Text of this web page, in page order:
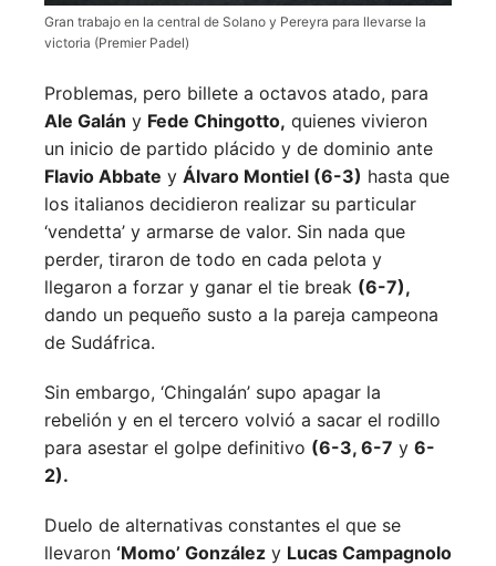
Gran trabajo en la central de Solano y Pereyra para llevarse la
victoria (Premier Padel)
Problemas, pero billete a octavos atado, para
Ale Galán y Fede Chingotto, quienes vivieron
un inicio de partido plácido y de dominio ante
Flavio Abbate y Álvaro Montiel (6-3) hasta que
los italianos decidieron realizar su particular
‘vendetta’ y armarse de valor. Sin nada que
perder, tiraron de todo en cada pelota y
llegaron a forzar y ganar el tie break (6-7),
dando un pequeño susto a la pareja campeona
de Sudáfrica.
Sin embargo, ‘Chingalán’ supo apagar la
rebelión y en el tercero volvió a sacar el rodillo
para asestar el golpe definitivo (6-3, 6-7 y 6-
2).
Duelo de alternativas constantes el que se
llevaron ‘Momo’ González y Lucas Campagnolo